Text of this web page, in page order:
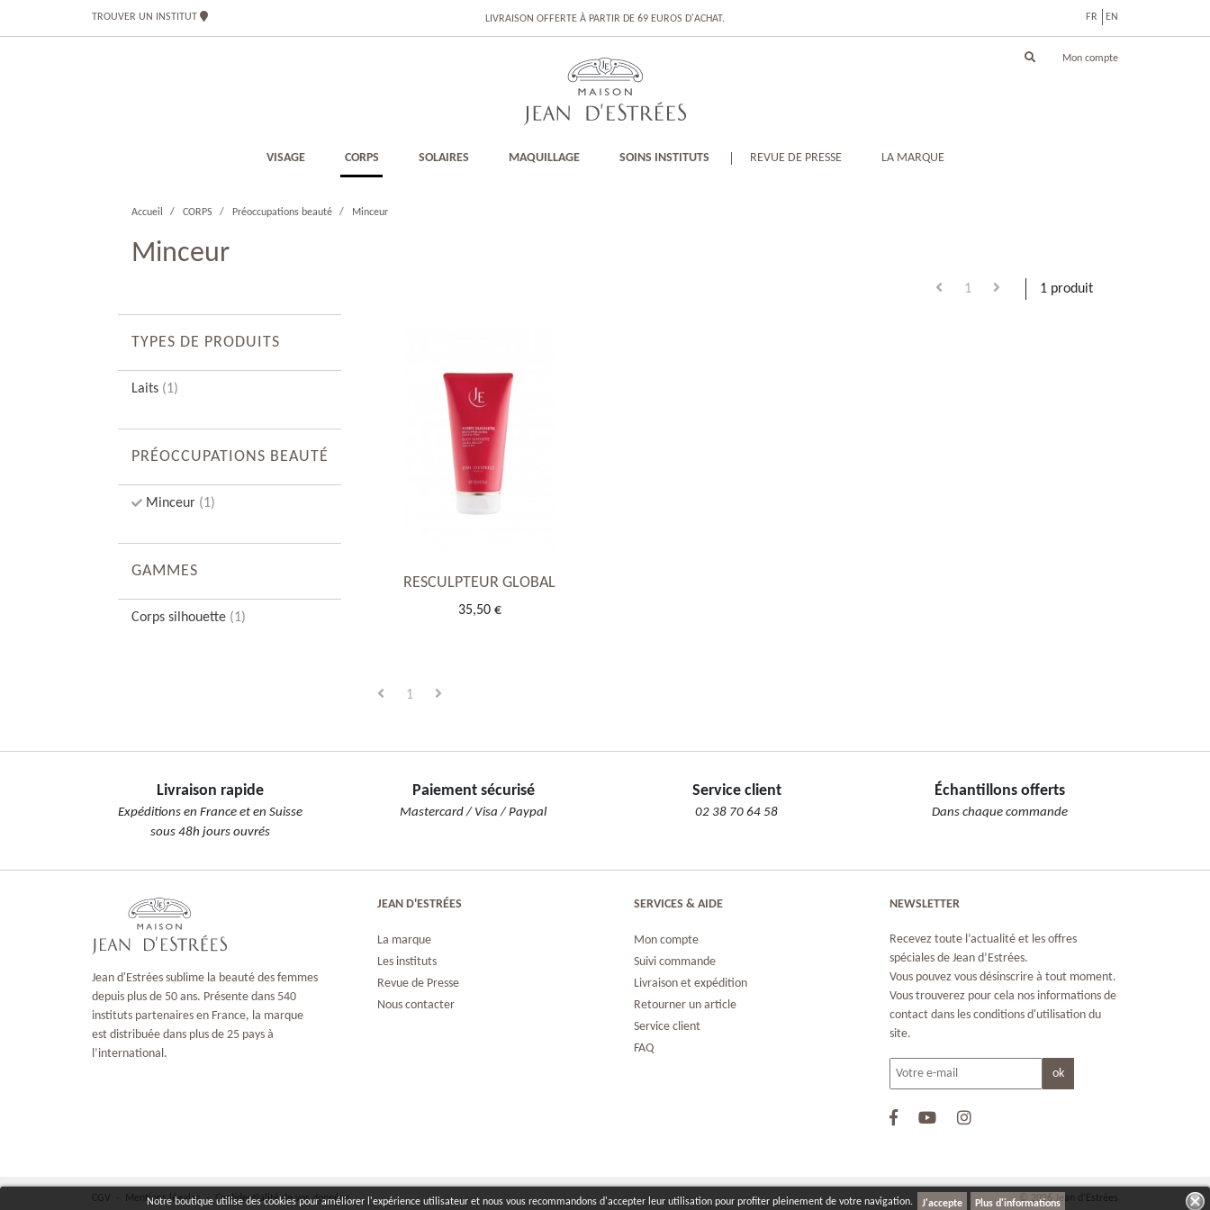
TROUVER UN INSTITUT LIVRAISON OFFERTE À PARTIR DE 69 EUROS D'ACHAT. FR EN
Mon compte
Notre boutique utilise des cookies pour améliorer l'expérience utilisateur et nous vous recommandons d'accepter leur utilisation pour profiter pleinement de votre navigation. Plus d'informations
VISAGE CORPS SOLAIRES MAQUILLAGE SOINS INSTITUTS REVUE DE PRESSE LA MARQUE
Accueil CORPS Préoccupations beauté Minceur
Minceur
1 1 produit
TYPES DE PRODUITS
Laits (1)
PRÉOCCUPATIONS BEAUTÉ
Minceur (1)
GAMMES
Corps silhouette (1)
RESCULPTEUR GLOBAL
35,50 €
1
Livraison rapide
Expéditions en France et en Suisse
sous 48h jours ouvrés
Paiement sécurisé
Mastercard / Visa / Paypal
Service client
02 38 70 64 58
Échantillons offerts
Dans chaque commande
Jean d'Estrées sublime la beauté des femmes
depuis plus de 50 ans. Présente dans 540
instituts partenaires en France, la marque
est distribuée dans plus de 25 pays à
l’international.
JEAN D'ESTRÉES
La marque
Les instituts
Revue de Presse
Nous contacter
SERVICES & AIDE
Mon compte
Suivi commande
Livraison et expédition
Retourner un article
Service client
FAQ
NEWSLETTER
Recevez toute l’actualité et les offres
spéciales de Jean d’Estrées.
Vous pouvez vous désinscrire à tout moment.
Vous trouverez pour cela nos informations de
contact dans les conditions d'utilisation du
site.
CGV Mentions légales- Confidentialité de vos données © 2026 Jean d‘Estrées